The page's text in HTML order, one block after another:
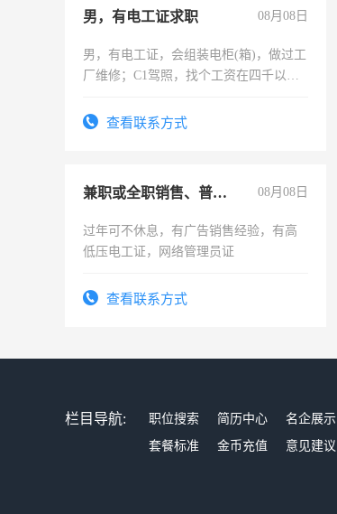
男，有电工证求职 08月08日
男，有电工证，会组装电柜(箱)，做过工
厂维修；C1驾照，找个工资在四千以
电话查看联系方式
兼职或全职销售、普工、维修 08月08日
过年可不休息，有广告销售经验，有高
低压电工证，网络管理员证
查看联系方式
栏目导航: 职位搜索 简历中心 名企展示
套餐标准
金币充值 意见建议